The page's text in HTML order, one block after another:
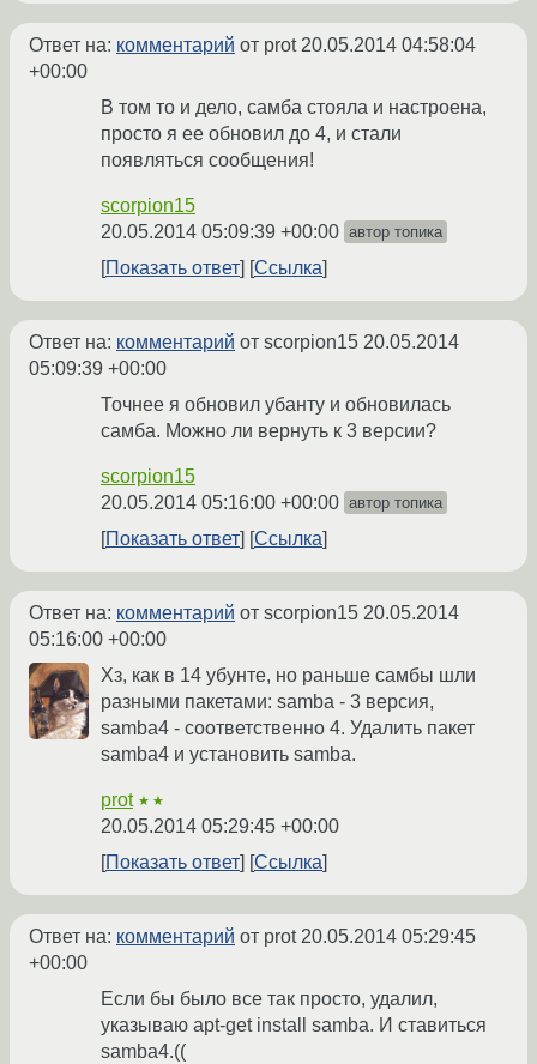
Ответ на: комментарий от prot20.05.2014 04:58:04
+00:00
В том то и дело, самба стояла и настроена,
просто я ее обновил до 4, и стали
появляться сообщения!
scorpion15
20.05.2014 05:09:39 +00:00 автор топика
Показать ответ Ссылка
Ответ на: комментарий от scorpion15 20.05.2014
05:09:39 +00:00
Точнее я обновил убанту и обновилась
самба. Можно ли вернуть к 3 версии?
scorpion15
20.05.2014 05:16:00 +00:00 автор топика
Показать ответ Ссылка
Ответ на: комментарий от scorpion15 20.05.2014
05:16:00 +00:00
Хз, как в 14 убунте, но раньше самбы шли
разными пакетами: samba - 3 версия,
samba4 - соответственно 4. Удалить пакет
samba4 и установить samba.
prot ★★
20.05.2014 05:29:45 +00:00
Показать ответ
Ссылка
Ответ на: комментарий от prot20.05.2014 05:29:45
+00:00
Если бы было все так просто, удалил,
указываю apt-get install samba. И ставиться
samba4.((